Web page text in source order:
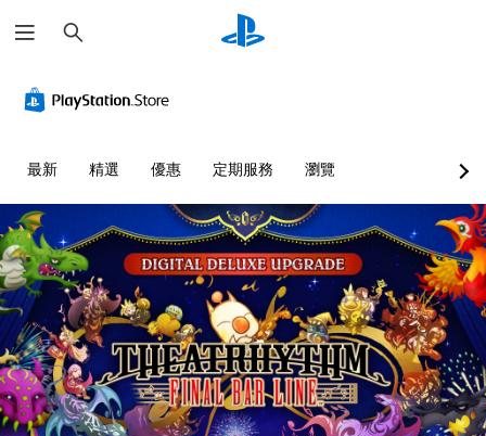
尋
最新 精選 優惠 定期服務 瀏覽